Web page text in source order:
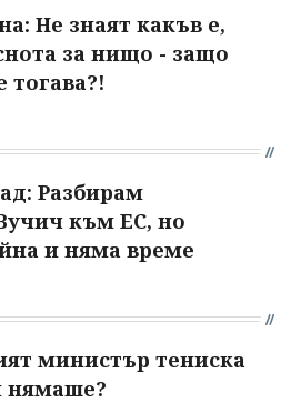
Не знаят какъв е,
за нищо - защо
тогава?!
Разбирам
към ЕС, но
и няма време
министър тениска
нямаше?